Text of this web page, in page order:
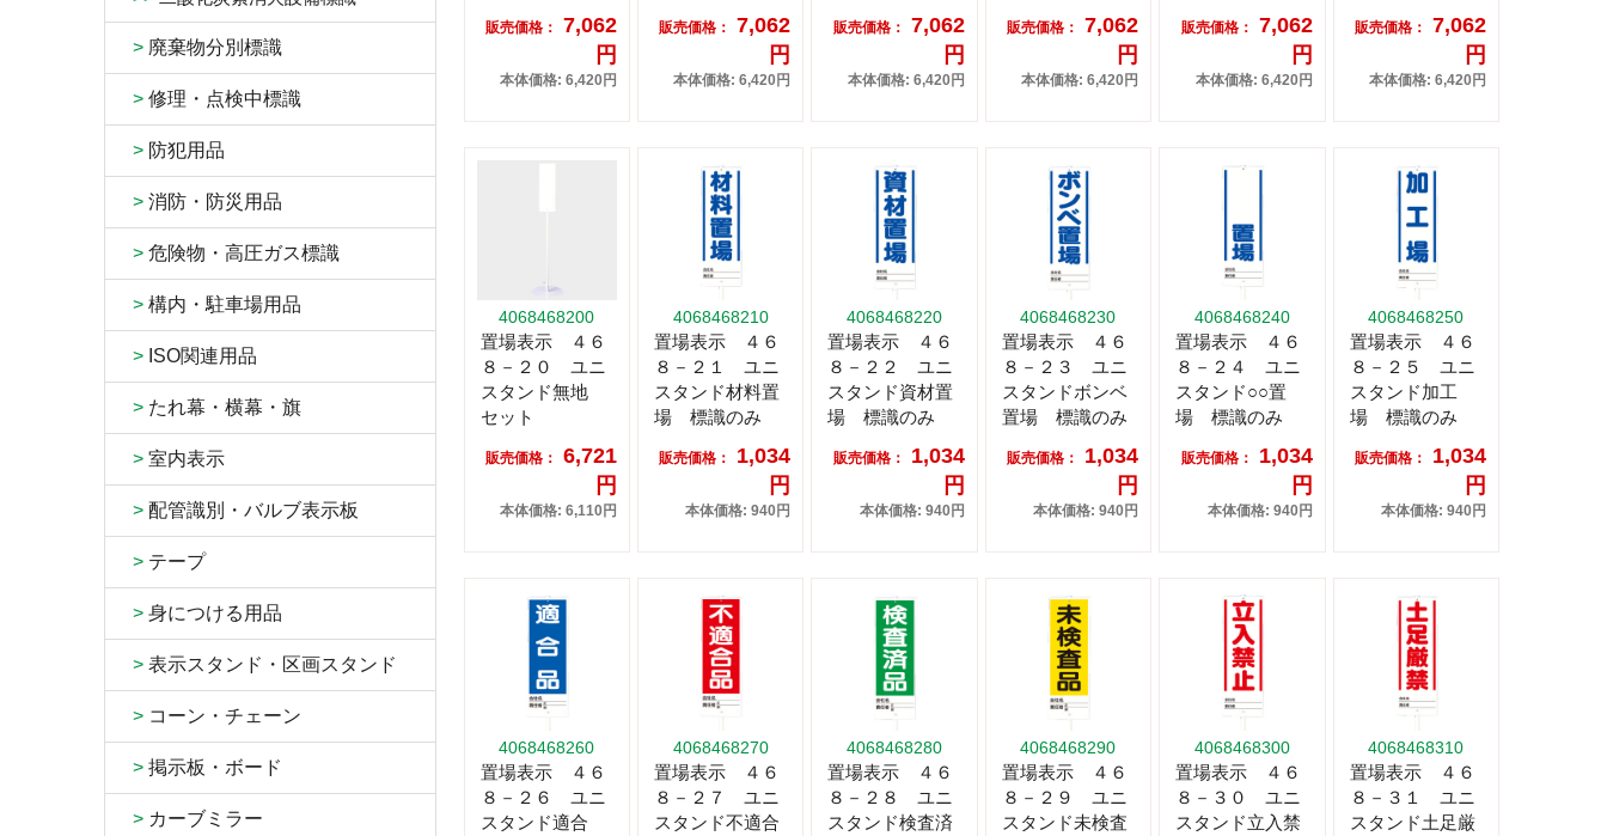
> 廃棄物分別標識
> 修理・点検中標識
> 防犯用品
> 消防・防災用品
> 危険物・高圧ガス標識
> 構内・駐車場用品
> ISO関連用品
> たれ幕・横幕・旗
> 室内表示
> 配管識別・バルブ表示板
> テープ
> 身につける用品
> 表示スタンド・区画スタンド
> コーン・チェーン
> 掲示板・ボード
> カーブミラー
販売価格：
7,062
円
本体価格: 6,420円
販売価格：
7,062
円
本体価格: 6,420円
販売価格：
7,062
円
本体価格: 6,420円
販売価格：
7,062
円
本体価格: 6,420円
販売価格：
7,062
円
本体価格: 6,420円
販売価格：
7,062
円
本体価格: 6,420円
4068468200
置場表示 ４６
８－２０ ユニ
スタンド無地
セット
販売価格：
6,721
円
本体価格: 6,110円
4068468210
置場表示 ４６
８－２１ ユニ
スタンド材料置
場 標識のみ
販売価格：
1,034
円
本体価格: 940円
4068468220
置場表示 ４６
８－２２ ユニ
スタンド資材置
場 標識のみ
販売価格：
1,034
円
本体価格: 940円
4068468230
置場表示 ４６
８－２３ ユニ
スタンドボンベ
置場 標識のみ
販売価格：
1,034
円
本体価格: 940円
4068468240
置場表示 ４６
８－２４ ユニ
スタンド○○置
場 標識のみ
販売価格：
1,034
円
本体価格: 940円
4068468250
置場表示 ４６
８－２５ ユニ
スタンド加工
場 標識のみ
販売価格：
1,034
円
本体価格: 940円
4068468260
置場表示 ４６
８－２６ ユニ
スタンド適合
4068468270
置場表示 ４６
８－２７ ユニ
スタンド不適合
4068468280
置場表示 ４６
８－２８ ユニ
スタンド検査済
4068468290
置場表示 ４６
８－２９ ユニ
スタンド未検査
4068468300
置場表示 ４６
８－３０ ユニ
スタンド立入禁
4068468310
置場表示 ４６
８－３１ ユニ
スタンド土足厳